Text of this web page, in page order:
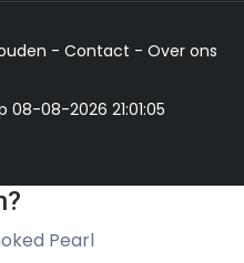
- Contact - Over ons
08-2026 21:01:05
Pearl